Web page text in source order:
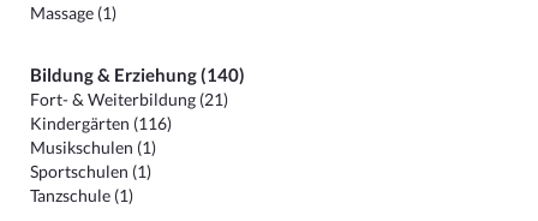
Massage (1)
Bildung & Erziehung (140)
Fort- & Weiterbildung (21)
Kindergärten (116)
Musikschulen (1)
Sportschulen (1)
Tanzschule (1)